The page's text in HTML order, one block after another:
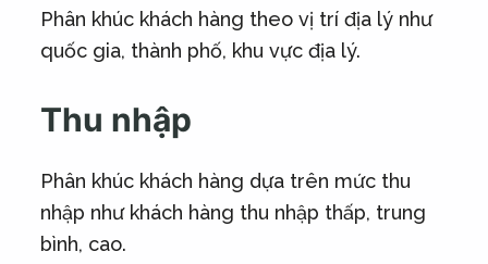
Phân khúc khách hàng theo vị trí địa lý như
quốc gia, thành phố, khu vực địa lý.
Thu nhập
Phân khúc khách hàng dựa trên mức thu
nhập như khách hàng thu nhập thấp, trung
bình, cao.